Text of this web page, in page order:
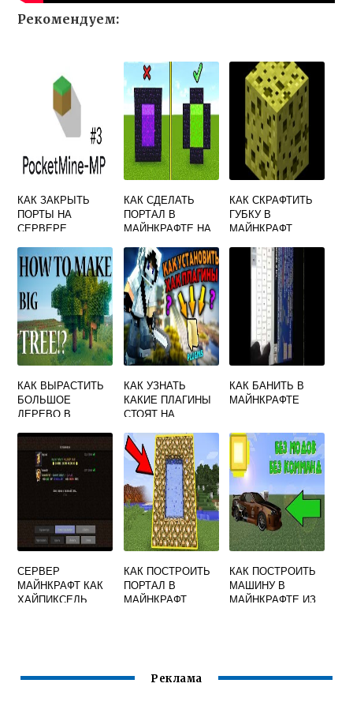
Рекомендуем:
КАК ЗАКРЫТЬ
ПОРТЫ НА
СЕРВЕРЕ
КАК СДЕЛАТЬ
ПОРТАЛ В
МАЙНКРАФТЕ НА
КАК СКРАФТИТЬ
ГУБКУ В
МАЙНКРАФТ
КАК ВЫРАСТИТЬ
БОЛЬШОЕ
ДЕРЕВО В
КАК УЗНАТЬ
КАКИЕ ПЛАГИНЫ
СТОЯТ НА
MINECRAFT
КАК БАНИТЬ В
МАЙНКРАФТЕ
СЕРВЕР
МАЙНКРАФТ КАК
ХАЙПИКСЕЛЬ
КАК ПОСТРОИТЬ
ПОРТАЛ В
МАЙНКРАФТ
КАК ПОСТРОИТЬ
МАШИНУ В
МАЙНКРАФТЕ ИЗ
Реклама